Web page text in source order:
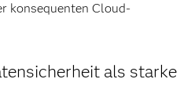
konsequenten Cloud-
als starke